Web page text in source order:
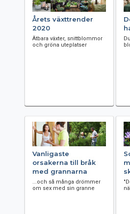
Årets växttrender
2020
Ätbara växter, snittblommor
och gröna uteplatser
Vanligaste
orsakerna till bråk
med grannarna
...och så många drömmer
om sex med sin granne